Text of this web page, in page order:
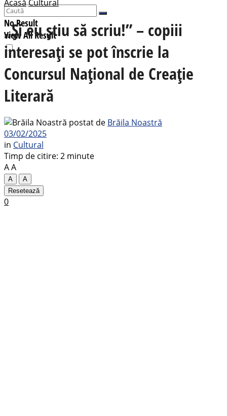
No Result
View All Result
AcasăCultural
„Şi eu ştiu să scriu!” – copiii
interesați se pot înscrie la
Concursul Naţional de Creaţie
Literară
postat de Brăila Noastră
03/02/2025
in Cultural
Timp de citire: 2 minute
AA
A
A
Resetează
0